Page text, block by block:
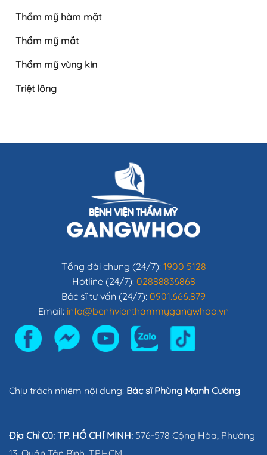
Thẩm mỹ hàm mặt
Thẩm mỹ mắt
Thẩm mỹ vùng kín
Triệt lông
Tổng đài chung (24/7): 1900 5128
Hotline (24/7): 02888836868
Bác sĩ tư vấn (24/7): 0901.666.879
Email: info@benhvienthammygangwhoo.vn
Chịu trách nhiệm nội dung: Bác sĩ Phùng Mạnh Cường
Địa Chỉ Cũ: TP. HỒ CHÍ MINH: 576-578 Cộng Hòa, Phường